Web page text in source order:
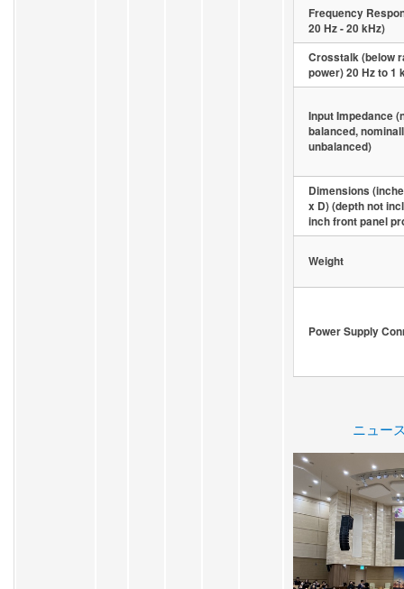
Frequency
20 Hz - 20 kHz)
Crosstalk (below
power) 20 Hz to 1
Input Impedance
balanced,
unbalanced)
Dimensions
x D) (depth not
inch front panel
Weight
Power Supply
ニュー